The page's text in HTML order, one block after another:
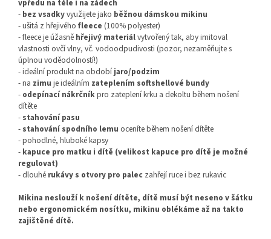
vpředu na těle i na zádech
- bez vsadkyvyužijete jako běžnou dámskou mikinu
- ušitá z hřejivého fleece (100% polyester)
- fleece je úžasně hřejivý materiálvytvořený tak, aby imitoval
vlastnosti ovčí vlny, vč. vodoodpudivosti (pozor, nezaměňujte s
úplnou voděodolností!)
- ideální produkt na období jaro/podzim
- na zimu je ideálním zateplením softshellové bundy
- odepínací nákrčníkpro zateplení krku a dekoltu během nošení
dítěte
- stahování pasu
- stahování spodního lemu oceníte během nošení dítěte
- pohodlné, hluboké kapsy
- kapuce pro matku i dítě (velikost kapuce pro dítě je možné
regulovat)
- dlouhé rukávy s otvory pro palec zahřejí ruce i bez rukavic
Mikina neslouží k nošení dítěte, dítě musí být neseno v šátku
nebo ergonomickém nosítku, mikinu oblékáme až na takto
zajištěné dítě.